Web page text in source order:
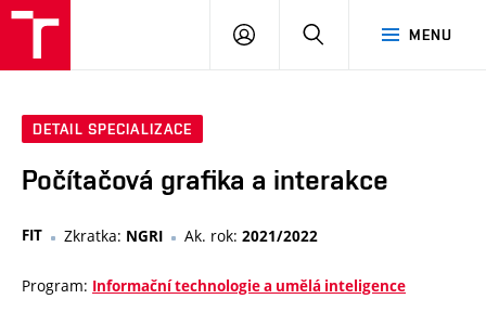
MENU
PŘIHLÁSIT
DETAIL SPECIALIZACE
Počítačová grafika a interakce
FIT Zkratka: NGRI Ak. rok: 2021/2022
Program: Informační technologie a umělá inteligence